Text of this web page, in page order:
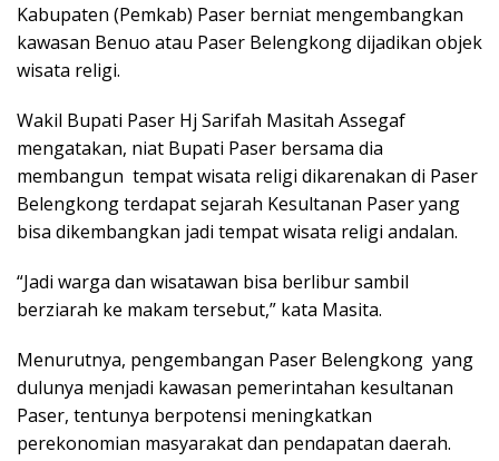
Kabupaten (Pemkab) Paser berniat mengembangkan
kawasan Benuo atau Paser Belengkong dijadikan objek
wisata religi.
Wakil Bupati Paser Hj Sarifah Masitah Assegaf
mengatakan, niat Bupati Paser bersama dia
membangun tempat wisata religi dikarenakan di Paser
Belengkong terdapat sejarah Kesultanan Paser yang
bisa dikembangkan jadi tempat wisata religi andalan.
“Jadi warga dan wisatawan bisa berlibur sambil
berziarah ke makam tersebut,” kata Masita.
Menurutnya, pengembangan Paser Belengkong yang
dulunya menjadi kawasan pemerintahan kesultanan
Paser, tentunya berpotensi meningkatkan
perekonomian masyarakat dan pendapatan daerah.